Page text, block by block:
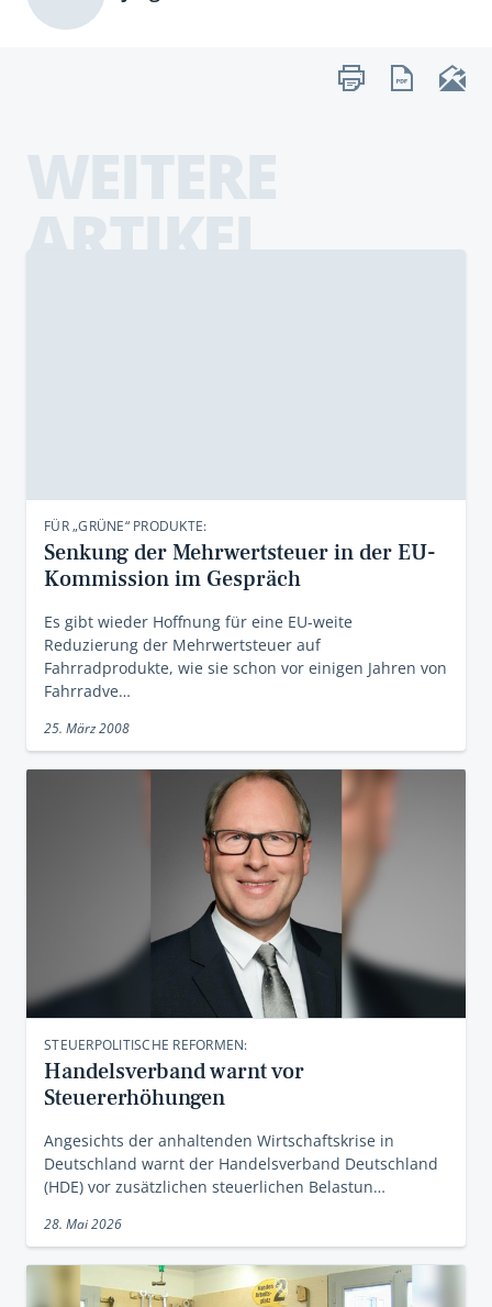
FÜR „GRÜNE“ PRODUKTE:
Senkung der Mehrwertsteuer in der EU-
Kommission im Gespräch
Es gibt wieder Hoffnung für eine EU-weite
Reduzierung der Mehrwertsteuer auf
Fahrradprodukte, wie sie schon vor einigen Jahren von
Fahrradve…
25. März 2008
STEUERPOLITISCHE REFORMEN:
Handelsverband warnt vor
Steuererhöhungen
Angesichts der anhaltenden Wirtschaftskrise in
Deutschland warnt der Handelsverband Deutschland
(HDE) vor zusätzlichen steuerlichen Belastun…
28. Mai 2026